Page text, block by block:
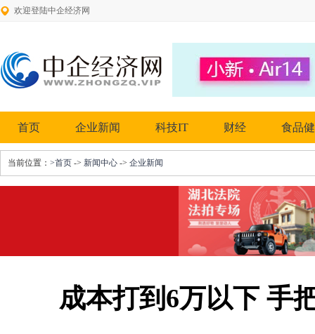
欢迎登陆中企经济网
首页 企业新闻 科技IT 财经 食品
当前位置： >首页 -> 新闻中心 -> 企业新闻
成本打到6万以下 手